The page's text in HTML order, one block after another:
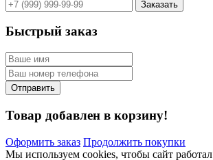
Быстрый заказ
Товар добавлен в корзину!
Оформить заказ Продолжить покупки
Мы используем cookies, чтобы сайт работал